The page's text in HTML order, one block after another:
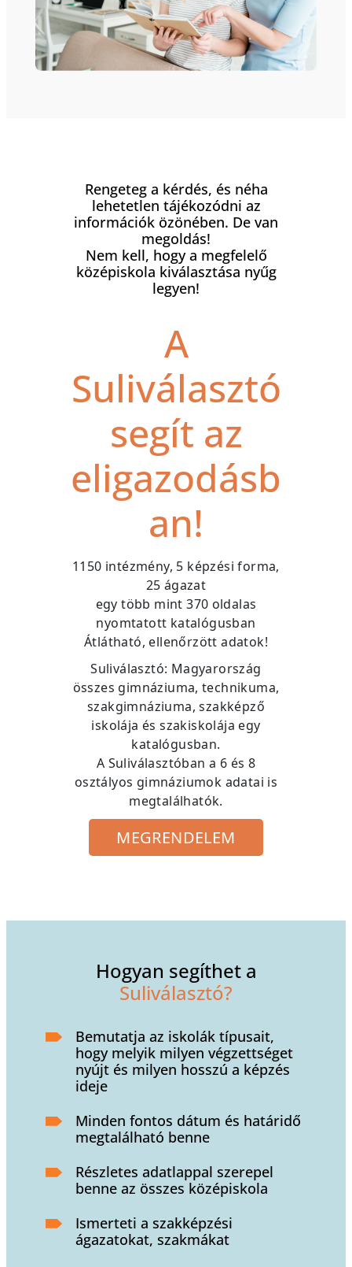
Rengeteg a kérdés, és néha
lehetetlen tájékozódni az
információk özönében. De van
megoldás!
Nem kell, hogy a megfelelő
középiskola kiválasztása nyűg
legyen!
A
Suliválasztó
segít az
eligazodásb
an!
1150 intézmény, 5 képzési forma,
25 ágazat
egy több mint 370 oldalas
nyomtatott katalógusban
Átlátható, ellenőrzött adatok!
Suliválasztó: Magyarország
összes gimnáziuma, technikuma,
szakgimnáziuma, szakképző
iskolája és szakiskolája egy
katalógusban.
A Suliválasztóban a 6 és 8
osztályos gimnáziumok adatai is
megtalálhatók.
MEGRENDELEM
Hogyan segíthet a
Suliválasztó?
Bemutatja az iskolák típusait,
hogy melyik milyen végzettséget
nyújt és milyen hosszú a képzés
ideje
Minden fontos dátum és határidő
megtalálható benne
Részletes adatlappal szerepel
benne az összes középiskola
Ismerteti a szakképzési
ágazatokat, szakmákat